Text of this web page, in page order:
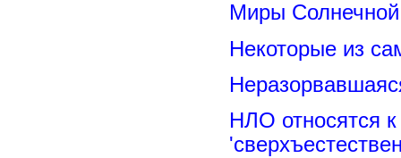
Миры
Некоторые из
НЛО относятся к